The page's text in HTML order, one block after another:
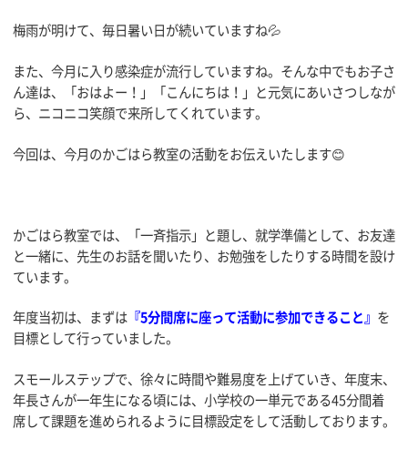
梅雨が明けて、毎日暑い日が続いていますね💦
また、今月に入り感染症が流行していますね。そんな中でもお子さ
ん達は、「おはよー！」「こんにちは！」と元気にあいさつしなが
ら、ニコニコ笑顔で来所してくれています。
今回は、今月のかごはら教室の活動をお伝えいたします😊
かごはら教室では、「一斉指示」と題し、就学準備として、お友達
と一緒に、先生のお話を聞いたり、お勉強をしたりする時間を設け
ています。
年度当初は、まずは 『5分間席に座って活動に参加できること』 を
目標として行っていました。
スモールステップで、徐々に時間や難易度を上げていき、年度末、
年長さんが一年生になる頃には、小学校の一単元である45分間着
席して課題を進められるように目標設定をして活動しております。